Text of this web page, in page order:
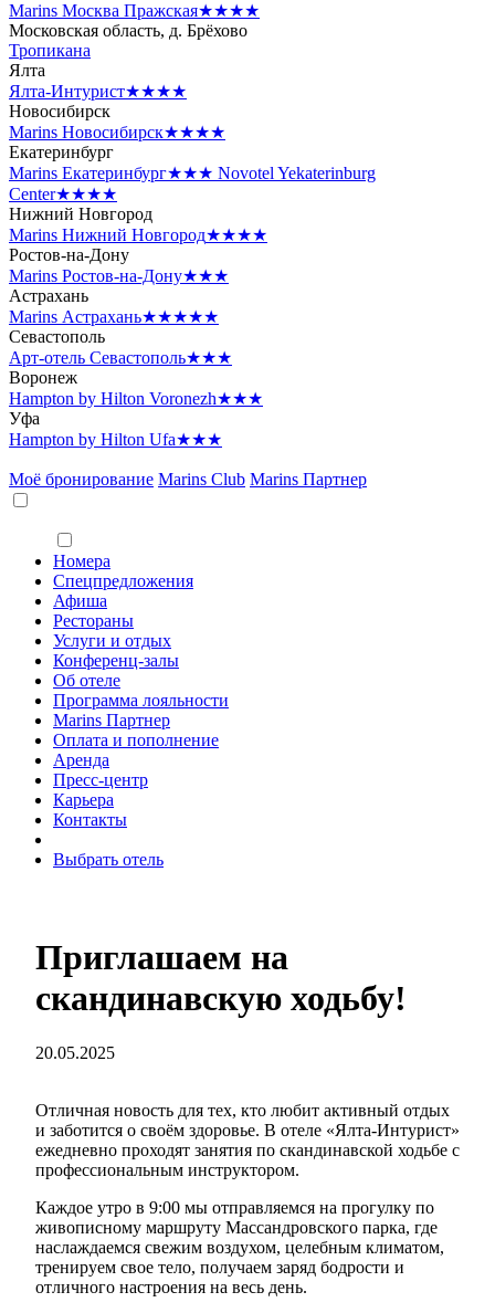
Marins Москва Пражская★★★★
Московская область, д. Брёхово
Тропикана
Ялта
Ялта-Интурист★★★★
Новосибирск
Marins Новосибирск★★★★
Екатеринбург
Marins Екатеринбург★★★ Novotel Yekaterinburg
Center★★★★
Нижний Новгород
Marins Нижний Новгород★★★★
Ростов-на-Дону
Marins Ростов-на-Дону★★★
Астрахань
Marins Астрахань★★★★★
Севастополь
Арт-отель Севастополь★★★
Воронеж
Hampton by Hilton Voronezh★★★
Уфа
Hampton by Hilton Ufa★★★
Моё бронирование Marins Club Marins Партнер
Номера
Спецпредложения
Афиша
Рестораны
Услуги и отдых
Конференц-залы
Об отеле
Программа лояльности
Marins Партнер
Оплата и пополнение
Аренда
Пресс-центр
Карьера
Контакты
Выбрать отель
Приглашаем на
скандинавскую ходьбу!
20.05.2025
Отличная новость для тех, кто любит активный отдых
и заботится о своём здоровье. В отеле «Ялта-Интурист»
ежедневно проходят занятия по скандинавской ходьбе с
профессиональным инструктором.
Каждое утро в 9:00 мы отправляемся на прогулку по
живописному маршруту Массандровского парка, где
наслаждаемся свежим воздухом, целебным климатом,
тренируем свое тело, получаем заряд бодрости и
отличного настроения на весь день.